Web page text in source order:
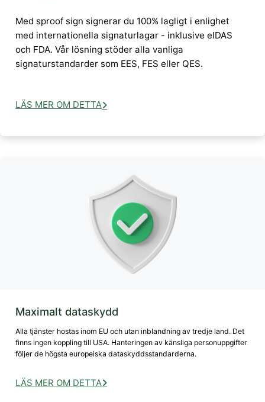
Med sproof sign signerar du 100% lagligt i enlighet
med internationella signaturlagar - inklusive eIDAS
och FDA. Vår lösning stöder alla vanliga
signaturstandarder som EES, FES eller QES.
LÄS MER OM DETTA
Maximalt dataskydd
Alla tjänster hostas inom EU och utan inblandning av tredje land. Det
finns ingen koppling till USA. Hanteringen av känsliga personuppgifter
följer de högsta europeiska dataskyddsstandarderna.
LÄS MER OM DETTA